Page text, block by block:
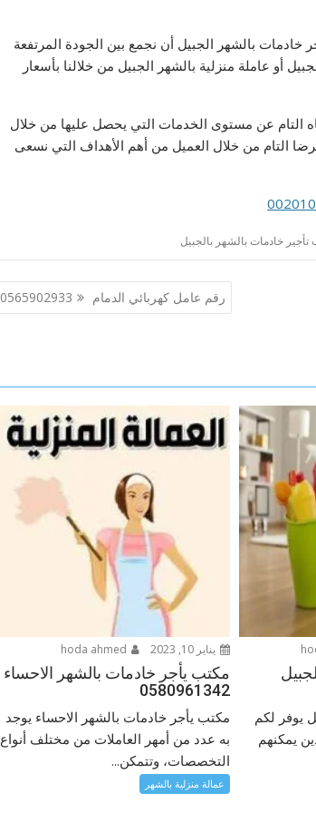
بالشهر الجبيل أن نجمع بين الجودة المرتفعة
أو عاملة منزلية بالشهر الجبيل من خلالنا بأسعار
التام عن مستوى الخدمات التي يحصل عليها من خلال
التام من خلال العميل من أهم الأهداف التي نسعى
تأجير خادمات بالشهر بالجبيل
رقم عامل كهربائي الدمام 0565902933
يوفر لكم
يمكنهم
يناير 10, 2023
مكتب يأجر خادمات بالشهر الاحساء
0580961342
مكتب يأجر خادمات بالشهر الاحساء يوجد
به عدد من أمهر العاملات من مختلف أنواع
التخصصات، وتتمكن...
عمالة منزلية بالشهر